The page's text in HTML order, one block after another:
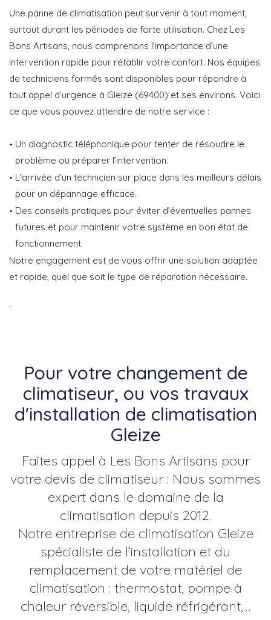
Une panne de climatisation peut survenir à tout moment,
surtout durant les périodes de forte utilisation. Chez Les
Bons Artisans, nous comprenons l’importance d’une
intervention rapide pour rétablir votre confort. Nos équipes
de techniciens formés sont disponibles pour répondre à
tout appel d’urgence à Gleize (69400) et ses environs. Voici
ce que vous pouvez attendre de notre service :
Un diagnostic téléphonique pour tenter de résoudre le
problème ou préparer l’intervention.
L’arrivée d’un technicien sur place dans les meilleurs délais
pour un dépannage efficace.
Des conseils pratiques pour éviter d’éventuelles pannes
futures et pour maintenir votre système en bon état de
fonctionnement.
Notre engagement est de vous offrir une solution adaptée
et rapide, quel que soit le type de réparation nécessaire.
`
Pour votre changement de
climatiseur, ou vos travaux
d'installation de climatisation
Gleize
Faites appel à Les Bons Artisans pour
votre devis de climatiseur : Nous sommes
expert dans le domaine de la
climatisation depuis 2012.
Notre entreprise de climatisation Gleize
spécialiste de l’installation et du
remplacement de votre matériel de
climatisation : thermostat, pompe à
chaleur réversible, liquide réfrigérant,…